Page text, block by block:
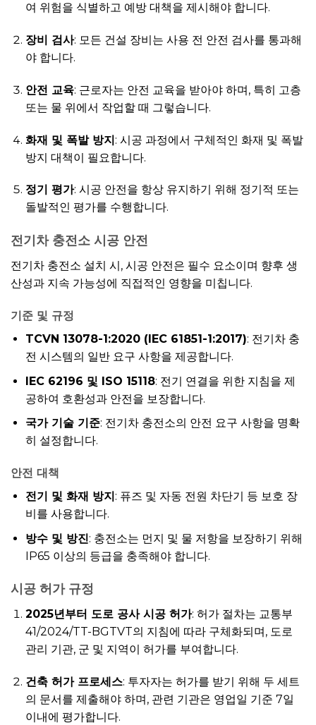
여 위험을 식별하고 예방 대책을 제시해야 합니다.
장비 검사: 모든 건설 장비는 사용 전 안전 검사를 통과해
야 합니다.
안전 교육: 근로자는 안전 교육을 받아야 하며, 특히 고층
또는 물 위에서 작업할 때 그렇습니다.
화재 및 폭발 방지: 시공 과정에서 구체적인 화재 및 폭발
방지 대책이 필요합니다.
정기 평가: 시공 안전을 항상 유지하기 위해 정기적 또는
돌발적인 평가를 수행합니다.
전기차 충전소 시공 안전
전기차 충전소 설치 시, 시공 안전은 필수 요소이며 향후 생
산성과 지속 가능성에 직접적인 영향을 미칩니다.
기준 및 규정
TCVN 13078-1:2020 (IEC 61851-1:2017): 전기차 충
전 시스템의 일반 요구 사항을 제공합니다.
IEC 62196 및 ISO 15118: 전기 연결을 위한 지침을 제
공하여 호환성과 안전을 보장합니다.
국가 기술 기준: 전기차 충전소의 안전 요구 사항을 명확
히 설정합니다.
안전 대책
전기 및 화재 방지: 퓨즈 및 자동 전원 차단기 등 보호 장
비를 사용합니다.
방수 및 방진: 충전소는 먼지 및 물 저항을 보장하기 위해
IP65 이상의 등급을 충족해야 합니다.
시공 허가 규정
2025년부터 도로 공사 시공 허가: 허가 절차는 교통부
41/2024/TT-BGTVT의 지침에 따라 구체화되며, 도로
관리 기관, 군 및 지역이 허가를 부여합니다.
건축 허가 프로세스: 투자자는 허가를 받기 위해 두 세트
의 문서를 제출해야 하며, 관련 기관은 영업일 기준 7일
이내에 평가합니다.